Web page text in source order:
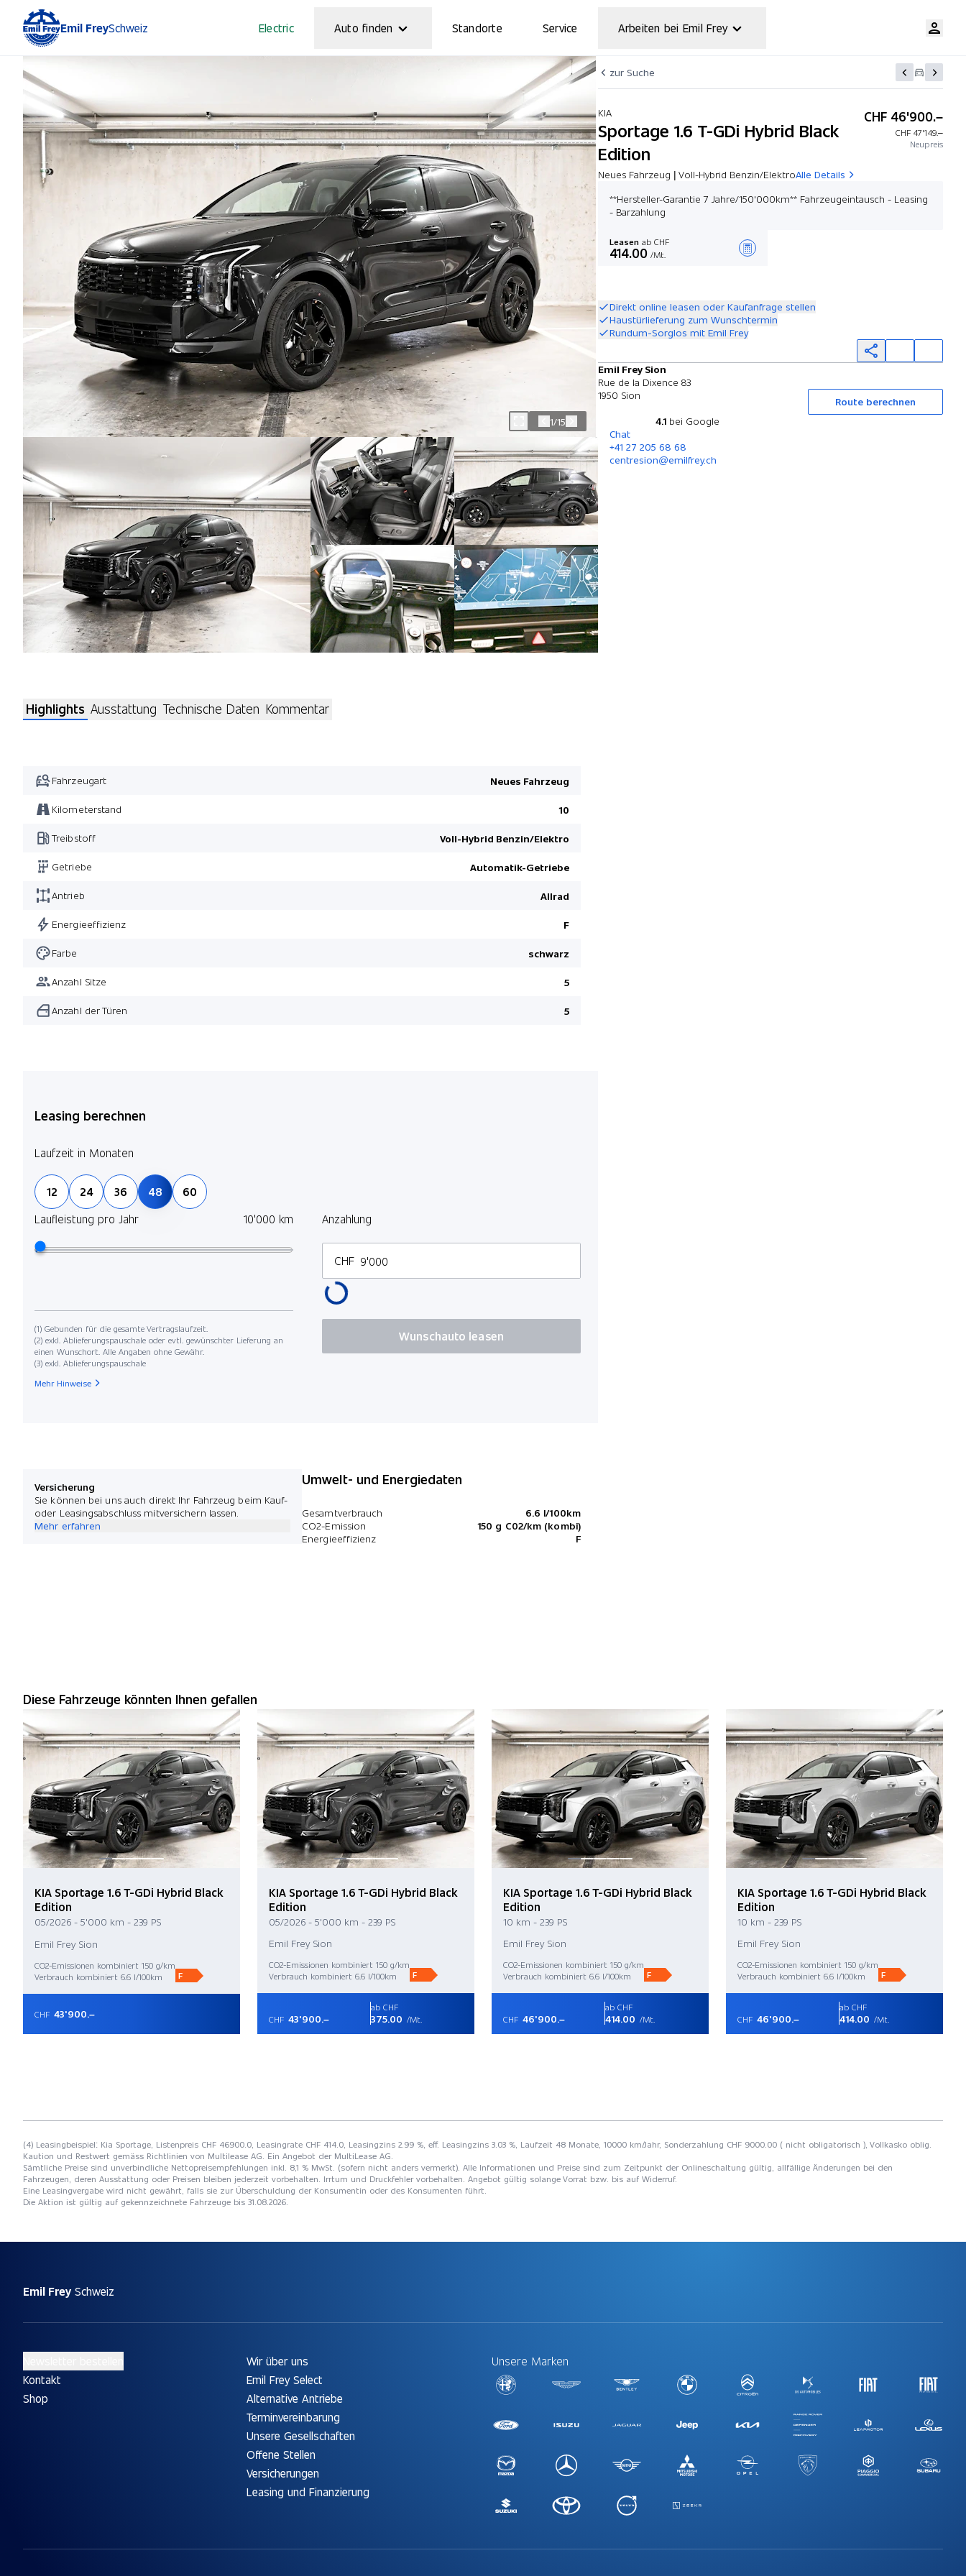
Emil FreySchweiz Electric Auto finden Standorte Service Arbeiten bei Emil Frey
zur Suche
KIA
Sportage 1.6 T-GDi Hybrid Black
Edition
Neues Fahrzeug | Voll-Hybrid Benzin/ElektroAlle Details
CHF 46'900.–
CHF 47'149.–
Neupreis
**Hersteller-Garantie 7 Jahre/150'000km** Fahrzeugeintausch - Leasing
- Barzahlung
Leasen ab CHF
414.00 /Mt.
Direkt online leasen oder Kaufanfrage stellen
Haustürlieferung zum Wunschtermin
Rundum-Sorglos mit Emil Frey
Emil Frey Sion
Rue de la Dixence 83
1950 Sion
Route berechnen
4.1 bei Google
Chat
+41 27 205 68 68
centresion@emilfrey.ch
1/15
Highlights Ausstattung Technische Daten Kommentar
Fahrzeugart Neues Fahrzeug
Kilometerstand 10
Treibstoff Voll-Hybrid Benzin/Elektro
Getriebe Automatik-Getriebe
Antrieb Allrad
Energieeffizienz F
Farbe schwarz
Anzahl Sitze 5
Anzahl der Türen 5
Leasing berechnen
Laufzeit in Monaten
12 24 36 48
60
Laufleistung pro Jahr
10'000 km Anzahlung
CHF
(1) Gebunden für die gesamte Vertragslaufzeit.
(2) exkl. Ablieferungspauschale oder evtl. gewünschter Lieferung an
einen Wunschort. Alle Angaben ohne Gewähr.
(3) exkl. Ablieferungspauschale
Wunschauto leasen
Mehr Hinweise
Versicherung
Sie können bei uns auch direkt Ihr Fahrzeug beim Kauf-
oder Leasingsabschluss mitversichern lassen.
Mehr erfahren
Umwelt- und Energiedaten
Gesamtverbrauch
6.6 l/100km
CO2-Emission
150 g C02/km (kombi)
Energieeffizienz
F
Diese Fahrzeuge könnten Ihnen gefallen
KIA Sportage 1.6 T-GDi Hybrid Black
Edition
05/2026 - 5'000 km - 239 PS
Emil Frey Sion
CO2-Emissionen kombiniert 150 g/km
Verbrauch kombiniert 6.6 l/100km
F
CHF 43'900.–
KIA Sportage 1.6 T-GDi Hybrid Black
Edition
05/2026 - 5'000 km - 239 PS
Emil Frey Sion
CO2-Emissionen kombiniert 150 g/km
Verbrauch kombiniert 6.6 l/100km
F
CHF 43'900.–
ab CHF
375.00 /Mt.
KIA Sportage 1.6 T-GDi Hybrid Black
Edition
10 km - 239 PS
Emil Frey Sion
CO2-Emissionen kombiniert 150 g/km
Verbrauch kombiniert 6.6 l/100km
F
CHF 46'900.–
ab CHF
414.00 /Mt.
KIA Sportage 1.6 T-GDi Hybrid Black
Edition
10 km - 239 PS
Emil Frey Sion
CO2-Emissionen kombiniert 150 g/km
Verbrauch kombiniert 6.6 l/100km
F
CHF 46'900.–
ab CHF
414.00 /Mt.
(4) Leasingbeispiel: Kia Sportage, Listenpreis CHF 46900.0, Leasingrate CHF 414.0, Leasingzins 2.99 %, eff. Leasingzins 3.03 %, Laufzeit 48 Monate, 10000 km/Jahr, Sonderzahlung CHF 9000.00 ( nicht obligatorisch ), Vollkasko oblig.
Kaution und Restwert gemäss Richtlinien von Multilease AG. Ein Angebot der MultiLease AG.
Sämtliche Preise sind unverbindliche Nettopreisempfehlungen inkl. 8,1 % MwSt. (sofern nicht anders vermerkt). Alle Informationen und Preise sind zum Zeitpunkt der Onlineschaltung gültig, allfällige Änderungen bei den
Fahrzeugen, deren Ausstattung oder Preisen bleiben jederzeit vorbehalten. Irrtum und Druckfehler vorbehalten. Angebot gültig solange Vorrat bzw. bis auf Widerruf.
Eine Leasingvergabe wird nicht gewährt, falls sie zur Überschuldung der Konsumentin oder des Konsumenten führt.
Die Aktion ist gültig auf gekennzeichnete Fahrzeuge bis 31.08.2026.
Emil Frey Schweiz
Kontakt
Shop
Wir über uns
Emil Frey Select
Alternative Antriebe
Terminvereinbarung
Unsere Gesellschaften
Offene Stellen
Versicherungen
Leasing und Finanzierung
Unsere Marken